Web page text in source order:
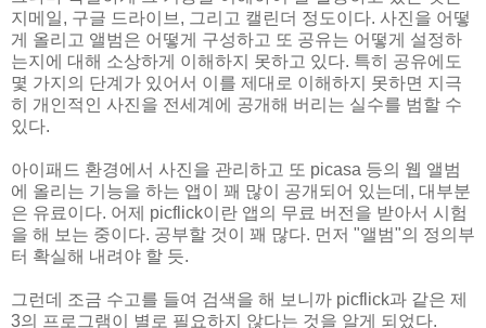
지메일, 구글 드라이브, 그리고 캘린더 정도이다. 사진을 어떻
게 올리고 앨범은 어떻게 구성하고 또 공유는 어떻게 설정하
는지에 대해 소상하게 이해하지 못하고 있다. 특히 공유에도
몇 가지의 단계가 있어서 이를 제대로 이해하지 못하면 지극
히 개인적인 사진을 전세계에 공개해 버리는 실수를 범할 수
있다.
아이패드 환경에서 사진을 관리하고 또 picasa 등의 웹 앨범
에 올리는 기능을 하는 앱이 꽤 많이 공개되어 있는데, 대부분
은 유료이다. 어제 picflick이란 앱의 무료 버전을 받아서 시험
을 해 보는 중이다. 공부할 것이 꽤 많다. 먼저 "앨범"의 정의부
터 확실해 내려야 할 듯.
그런데 조금 수고를 들여 검색을 해 보니까 picflick과 같은 제
3의 프로그램이 별로 필요하지 않다는 것을 알게 되었다.